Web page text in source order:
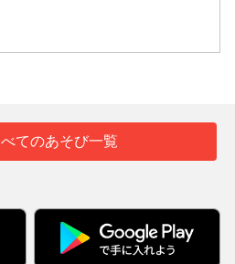
てのあそび一覧